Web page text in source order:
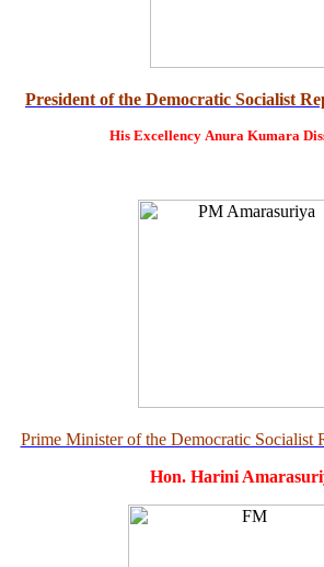
President of the Democratic Socialist
His Excellency Anura Kumara
Prime Minister of the Democratic Socialist
Hon. Harini